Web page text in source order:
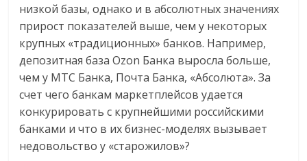
низкой базы, однако и в абсолютных значениях
прирост показателей выше, чем у некоторых
крупных «традиционных» банков. Например,
депозитная база Ozon Банка выросла больше,
чем у МТС Банка, Почта Банка, «Абсолюта». За
счет чего банкам маркетплейсов удается
конкурировать с крупнейшими российскими
банками и что в их бизнес-моделях вызывает
недовольство у «старожилов»?